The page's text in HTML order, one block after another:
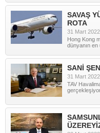
SAVAŞ
ROTA
31 Mart
Hong Kong
dünyanın
SANİ
31 Mart
TAV